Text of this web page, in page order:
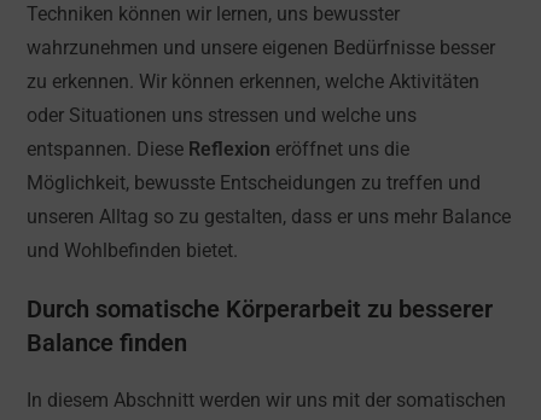
Techniken können wir lernen, uns bewusster
wahrzunehmen und unsere eigenen Bedürfnisse besser
zu erkennen. Wir können erkennen, welche Aktivitäten
oder Situationen uns stressen und welche uns
entspannen. Diese Reflexion eröffnet uns die
Möglichkeit, bewusste Entscheidungen zu treffen und
unseren Alltag so zu gestalten, dass er uns mehr Balance
und Wohlbefinden bietet.
Durch somatische Körperarbeit zu besserer
Balance finden
In diesem Abschnitt werden wir uns mit der somatischen